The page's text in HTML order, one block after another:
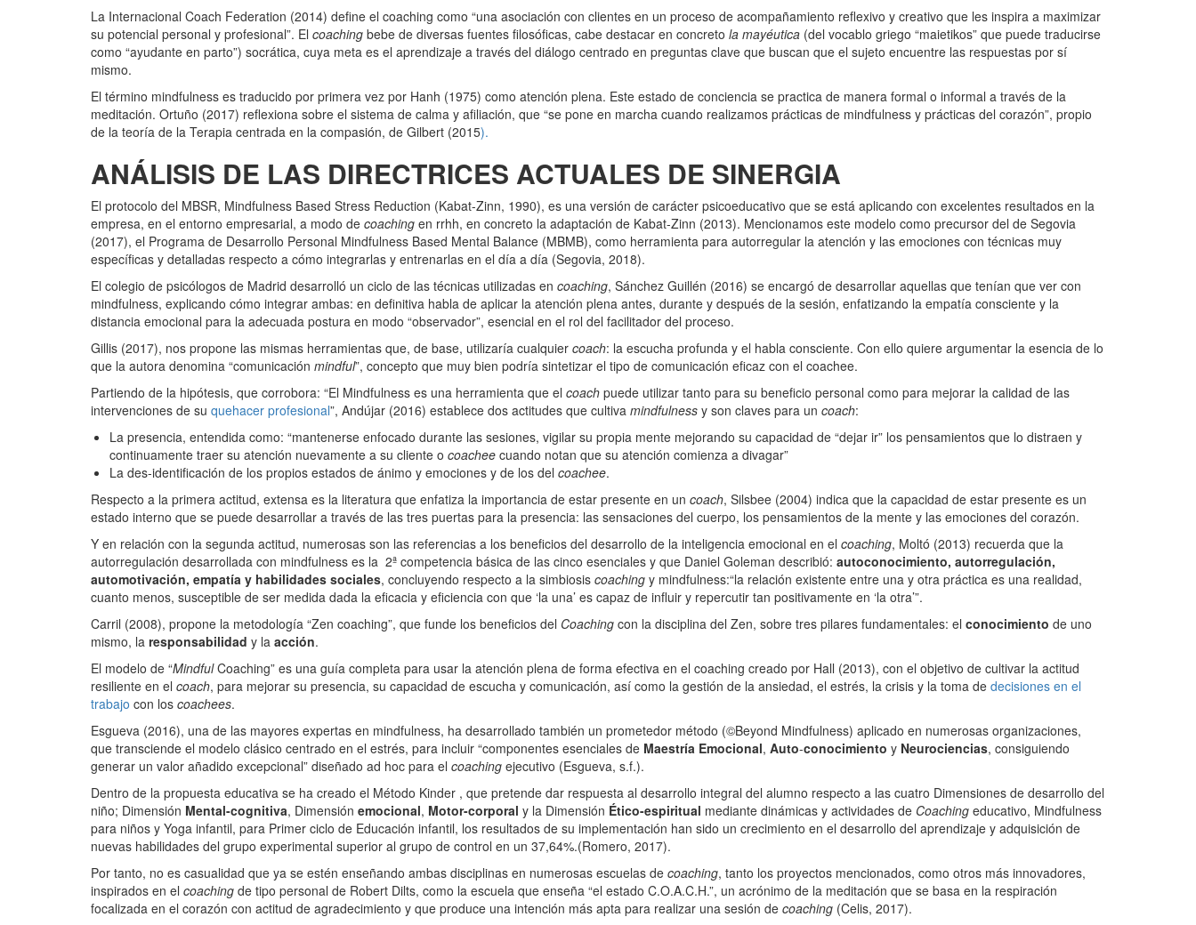
La Internacional Coach Federation (2014) define el coaching como “una asociación con clientes en un proceso de acompañamiento reflexivo y creativo que les inspira a maximizar
su potencial personal y profesional”. El coaching bebe de diversas fuentes filosóficas, cabe destacar en concreto la mayéutica (del vocablo griego “maietikos” que puede traducirse
como “ayudante en parto”) socrática, cuya meta es el aprendizaje a través del diálogo centrado en preguntas clave que buscan que el sujeto encuentre las respuestas por sí
mismo.
El término mindfulness es traducido por primera vez por Hanh (1975) como atención plena. Este estado de conciencia se practica de manera formal o informal a través de la
meditación. Ortuño (2017) reflexiona sobre el sistema de calma y afiliación, que “se pone en marcha cuando realizamos prácticas de mindfulness y prácticas del corazón”, propio
de la teoría de la Terapia centrada en la compasión, de Gilbert (2015).
ANÁLISIS DE LAS DIRECTRICES ACTUALES DE SINERGIA
El protocolo del MBSR, Mindfulness Based Stress Reduction (Kabat-Zinn, 1990), es una versión de carácter psicoeducativo que se está aplicando con excelentes resultados en la
empresa, en el entorno empresarial, a modo de coaching en rrhh, en concreto la adaptación de Kabat-Zinn (2013). Mencionamos este modelo como precursor del de Segovia
(2017), el Programa de Desarrollo Personal Mindfulness Based Mental Balance (MBMB), como herramienta para autorregular la atención y las emociones con técnicas muy
específicas y detalladas respecto a cómo integrarlas y entrenarlas en el día a día (Segovia, 2018).
El colegio de psicólogos de Madrid desarrolló un ciclo de las técnicas utilizadas en coaching, Sánchez Guillén (2016) se encargó de desarrollar aquellas que tenían que ver con
mindfulness, explicando cómo integrar ambas: en definitiva habla de aplicar la atención plena antes, durante y después de la sesión, enfatizando la empatía consciente y la
distancia emocional para la adecuada postura en modo “observador”, esencial en el rol del facilitador del proceso.
Gillis (2017), nos propone las mismas herramientas que, de base, utilizaría cualquier coach: la escucha profunda y el habla consciente. Con ello quiere argumentar la esencia de lo
que la autora denomina “comunicación mindful”, concepto que muy bien podría sintetizar el tipo de comunicación eficaz con el coachee.
Partiendo de la hipótesis, que corrobora: “El Mindfulness es una herramienta que el coach puede utilizar tanto para su beneficio personal como para mejorar la calidad de las
intervenciones de su quehacer profesional”, Andújar (2016) establece dos actitudes que cultiva mindfulness y son claves para un coach:
La presencia, entendida como: “mantenerse enfocado durante las sesiones, vigilar su propia mente mejorando su capacidad de “dejar ir” los pensamientos que lo distraen y
continuamente traer su atención nuevamente a su cliente o coachee cuando notan que su atención comienza a divagar”
La des-identificación de los propios estados de ánimo y emociones y de los del coachee.
Respecto a la primera actitud, extensa es la literatura que enfatiza la importancia de estar presente en un coach, Silsbee (2004) indica que la capacidad de estar presente es un
estado interno que se puede desarrollar a través de las tres puertas para la presencia: las sensaciones del cuerpo, los pensamientos de la mente y las emociones del corazón.
Y en relación con la segunda actitud, numerosas son las referencias a los beneficios del desarrollo de la inteligencia emocional en el coaching, Moltó (2013) recuerda que la
autorregulación desarrollada con mindfulness es la 2ª competencia básica de las cinco esenciales y que Daniel Goleman describió: autoconocimiento, autorregulación,
automotivación, empatía y habilidades sociales, concluyendo respecto a la simbiosis coaching y mindfulness:“la relación existente entre una y otra práctica es una realidad,
cuanto menos, susceptible de ser medida dada la eficacia y eficiencia con que ‘la una’ es capaz de influir y repercutir tan positivamente en ‘la otra’”.
Carril (2008), propone la metodología “Zen coaching”, que funde los beneficios del Coaching con la disciplina del Zen, sobre tres pilares fundamentales: el conocimiento de uno
mismo, la responsabilidad y la acción.
El modelo de “MindfulCoaching” es una guía completa para usar la atención plena de forma efectiva en el coaching creado por Hall (2013), con el objetivo de cultivar la actitud
resiliente en el coach, para mejorar su presencia, su capacidad de escucha y comunicación, así como la gestión de la ansiedad, el estrés, la crisis y la toma de decisiones en el
trabajo con los coachees.
Esgueva (2016), una de las mayores expertas en mindfulness, ha desarrollado también un prometedor método (©Beyond Mindfulness) aplicado en numerosas organizaciones,
que transciende el modelo clásico centrado en el estrés, para incluir “componentes esenciales de Maestría Emocional, Auto-conocimiento y Neurociencias, consiguiendo
generar un valor añadido excepcional” diseñado ad hoc para el coaching ejecutivo (Esgueva, s.f.).
Dentro de la propuesta educativa se ha creado el Método Kinder , que pretende dar respuesta al desarrollo integral del alumno respecto a las cuatro Dimensiones de desarrollo del
niño; Dimensión Mental-cognitiva, Dimensión emocional, Motor-corporal y la Dimensión Ético-espiritual mediante dinámicas y actividades de Coaching educativo, Mindfulness
para niños y Yoga infantil, para Primer ciclo de Educación infantil, los resultados de su implementación han sido un crecimiento en el desarrollo del aprendizaje y adquisición de
nuevas habilidades del grupo experimental superior al grupo de control en un 37,64%.(Romero, 2017).
Por tanto, no es casualidad que ya se estén enseñando ambas disciplinas en numerosas escuelas de coaching, tanto los proyectos mencionados, como otros más innovadores,
inspirados en el coaching de tipo personal de Robert Dilts, como la escuela que enseña “el estado C.O.A.C.H.”, un acrónimo de la meditación que se basa en la respiración
focalizada en el corazón con actitud de agradecimiento y que produce una intención más apta para realizar una sesión de coaching (Celis, 2017).